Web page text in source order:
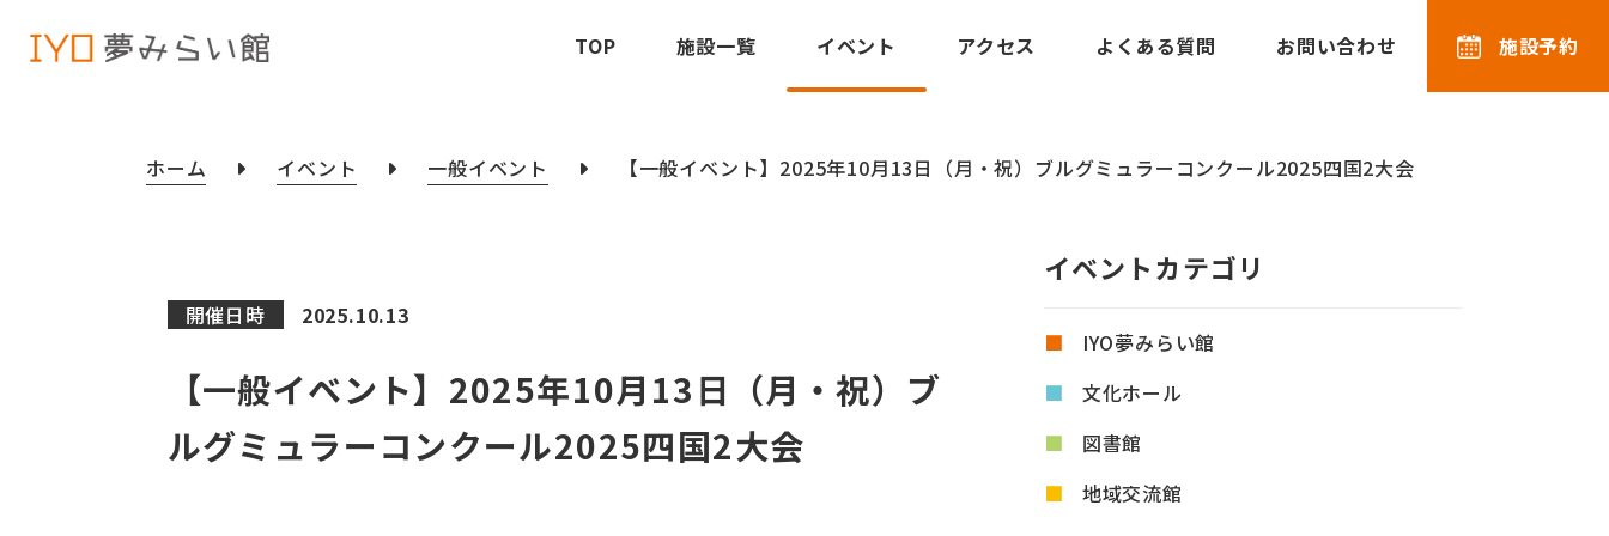
TOP 施設一覧 イベント アクセス よくある質問 お問い合わせ 施設予約
ホーム イベント 一般イベント 【一般イベント】2025年10月13日（月・祝）ブルグミュラーコンクール2025四国2大会
開催日時 2025.10.13
【一般イベント】2025年10月13日（月・祝）ブ
ルグミュラーコンクール2025四国2大会
イベントカテゴリ
IYO夢みらい館
文化ホール
図書館
地域交流館